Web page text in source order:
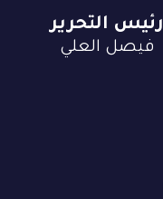
رئيس التحرير
فيصل العلي